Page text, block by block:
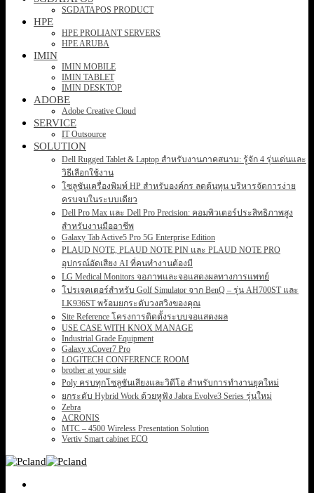
SGDATAPOS PRODUCT
HPE
HPE PROLIANT SERVERS
HPE ARUBA
IMIN
IMIN MOBILE
IMIN TABLET
IMIN DESKTOP
ADOBE
Adobe Creative Cloud
SERVICE
IT Outsource
SOLUTION
Dell Rugged Tablet & Laptop สำหรับงานภาคสนาม: รู้จัก 4 รุ่นเด่นและ
วิธีเลือกใช้งาน
โซลูชันเครื่องพิมพ์ HP สำหรับองค์กร ลดต้นทุน บริหารจัดการง่าย
ครบจบในระบบเดียว
Dell Pro Max และ Dell Pro Precision: คอมพิวเตอร์ประสิทธิภาพสูง
สำหรับงานมืออาชีพ
Galaxy Tab Active5 Pro 5G Enterprise Edition
PLAUD NOTE, PLAUD NOTE PIN และ PLAUD NOTE PRO
อุปกรณ์อัดเสียง AI ที่คนทำงานต้องมี
LG Medical Monitors จอภาพและจอแสดงผลทางการแพทย์
โปรเจคเตอร์สำหรับ Golf Simulator จาก BenQ – รุ่น AH700ST และ
LK936ST พร้อมยกระดับวงสวิงของคุณ
Site Reference โครงการติดตั้งระบบจอแสดงผล
USE CASE WITH KNOX MANAGE
Industrial Grade Equipment
Galaxy xCover7 Pro
LOGITECH CONFERENCE ROOM
brother at your side
Poly ครบทุกโซลูชันเสียงและวิดีโอ สำหรับการทำงานยุคใหม่
ยกระดับ Hybrid Work ด้วยหูฟัง Jabra Evolve3 Series รุ่นใหม่
Zebra
ACRONIS
MTC – 4500 Wireless Presentation Solution
Vertiv Smart cabinet ECO